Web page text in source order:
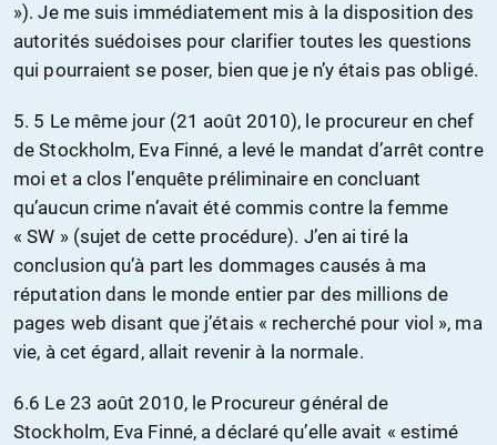
»). Je me suis immédiatement mis à la disposition des
autorités suédoises pour clarifier toutes les questions
qui pourraient se poser, bien que je n’y étais pas obligé.
5. 5 Le même jour (21 août 2010), le procureur en chef
de Stockholm, Eva Finné, a levé le mandat d’arrêt contre
moi et a clos l’enquête préliminaire en concluant
qu’aucun crime n’avait été commis contre la femme
« SW » (sujet de cette procédure). J’en ai tiré la
conclusion qu’à part les dommages causés à ma
réputation dans le monde entier par des millions de
pages web disant que j’étais « recherché pour viol », ma
vie, à cet égard, allait revenir à la normale.
6.6 Le 23 août 2010, le Procureur général de
Stockholm, Eva Finné, a déclaré qu’elle avait « estimé